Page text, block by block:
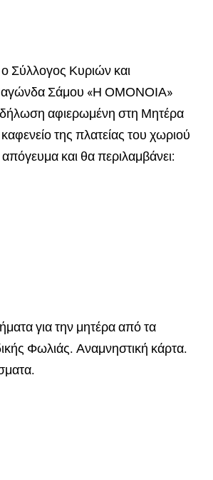
Σύλλογος Κυριών και
Σάμου «Η ΟΜΟΝΟΙΑ»
αφιερωμένη στη Μητέρα
της πλατείας του χωριού
και θα περιλαμβάνει:
για την μητέρα από τα
Φωλιάς. Αναμνηστική κάρτα.